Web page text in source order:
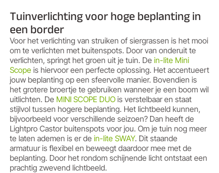
Tuinverlichting voor hoge beplanting in
een border
Voor het verlichting van struiken of siergrassen is het mooi
om te verlichten met buitenspots. Door van onderuit te
verlichten, springt het groen uit je tuin. De in-lite Mini
Scope is hiervoor een perfecte oplossing. Het accentueert
jouw beplanting op een sfeervolle manier. Bovendien is
het grotere broertje te gebruiken wanneer je een boom wil
uitlichten. De MINI SCOPE DUO is verstelbaar en staat
stijlvol tussen hogere beplanting. Het lichtbeeld kunnen,
bijvoorbeeld voor verschillende seizoen? Dan heeft de
Lightpro Castor buitenspots voor jou. Om je tuin nog meer
te laten ademen is er de in-lite SWAY. Dit staande
armatuur is flexibel en beweegt daardoor mee met de
beplanting. Door het rondom schijnende licht ontstaat een
prachtig zwevend lichtbeeld.